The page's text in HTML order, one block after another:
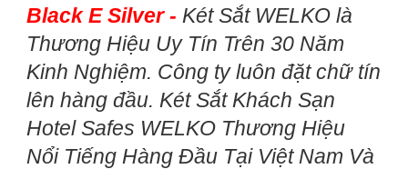
Black E Silver - Két Sắt WELKO là
Thương Hiệu Uy Tín Trên 30 Năm
Kinh Nghiệm. Công ty luôn đặt chữ tín
lên hàng đầu. Két Sắt Khách Sạn
Hotel Safes WELKO Thương Hiệu
Nổi Tiếng Hàng Đầu Tại Việt Nam Và